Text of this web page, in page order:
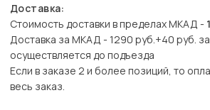
Доставка:
Стоимость доставки в пределах МКАД -
Доставка за МКАД - 1290 руб.+40 руб.
осуществляется до подъезда
Если в заказе 2 и более позиций, то
весь заказ.